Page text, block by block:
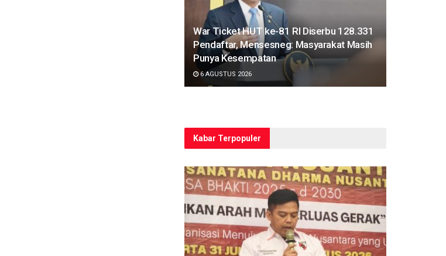
War Ticket HUT ke-81 RI Diserbu 128.331
Pendaftar, Mensesneg: Masyarakat Masih
Punya Kesempatan
6 AGUSTUS 2026
Kabar Terpopuler